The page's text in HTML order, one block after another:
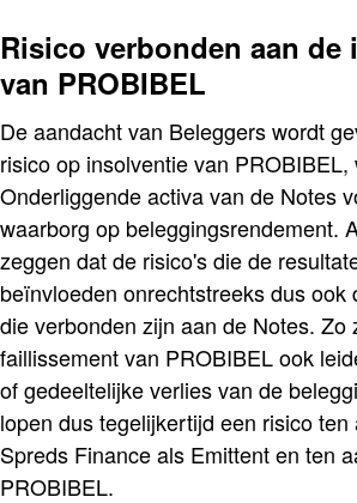
Risico verbonden aan de
van PROBIBEL
De aandacht van Beleggers wordt
risico op insolventie van
Onderliggende activa van de Notes
waarborg op beleggingsrendement.
zeggen dat de risico's die de
beïnvloeden onrechtstreeks dus ook
die verbonden zijn aan de Notes. Zo
faillissement van PROBIBEL ook
of gedeeltelijke verlies van de
lopen dus tegelijkertijd een risico ten
Spreds Finance als Emittent en ten
PROBIBEL.